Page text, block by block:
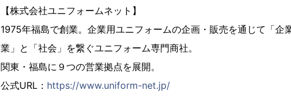
【株式会社ユニフォームネット】
1975年福島で創業。企業用ユニフォームの企画・販売を通じて「企
業」と「社会」を繋ぐユニフォーム専門商社。
関東・福島に９つの営業拠点を展開。
公式URL： https://www.uniform-net.jp/